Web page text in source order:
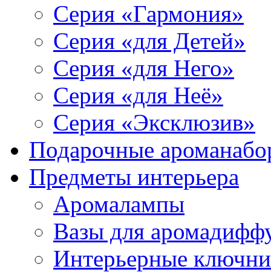
Серия «Гармония»
Серия «для Детей»
Серия «для Него»
Серия «для Неё»
Серия «Эксклюзив»
Подарочные
Предметы интерьера
Аромалампы
Вазы для
Интерьерные